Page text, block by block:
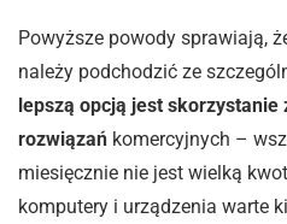
Powyższe powody sprawiają,
należy podchodzić ze
lepszą opcją jest skorzystanie
rozwiązań komercyjnych –
miesięcznie nie jest wielką
komputery i urządzenia warte